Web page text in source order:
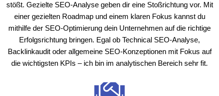
stößt. Gezielte SEO-Analyse geben dir eine Stoßrichtung vor. Mit
einer gezielten Roadmap und einem klaren Fokus kannst du
mithilfe der SEO-Optimierung dein Unternehmen auf die richtige
Erfolgsrichtung bringen. Egal ob Technical SEO-Analyse,
Backlinkaudit oder allgemeine SEO-Konzeptionen mit Fokus auf
die wichtigsten KPIs – ich bin im analytischen Bereich sehr fit.